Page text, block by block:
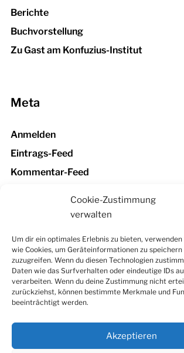
Cookie-Zustimmung
verwalten
Um dir ein optimales Erlebnis zu bieten,
wie Cookies, um Geräteinformationen zu
zuzugreifen. Wenn du diesen Technologien
Daten wie das Surfverhalten oder eindeutige IDs
verarbeiten. Wenn du deine Zustimmung nicht
zurückziehst, können bestimmte Merkmale und
beeinträchtigt werden.
Akzeptieren
Berichte
Buchvorstellung
Zu Gast am Konfuzius-Institut
Meta
Anmelden
Eintrags-Feed
Kommentar-Feed
Facebook Instagram
Newsletter
Richtlinie (EU)